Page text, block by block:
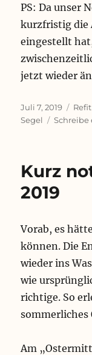
PS: Da unser
kurzfristig die
eingestellt
jetzt wieder
Veröffentlicht
am
Juli 7, 2019 Refit
Segel
Kurz
2019
Vorab, es
können. Die
wieder ins
wie
richtige. So
sommerliches
Am